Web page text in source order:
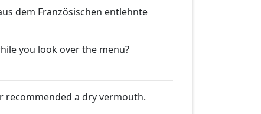
dem Französischen entlehnte
you look over the menu?
recommended a dry vermouth.